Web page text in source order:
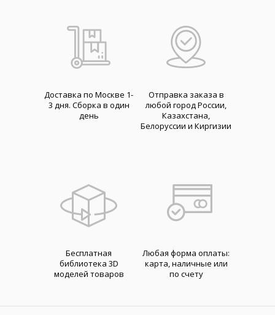
Доставка по Москве 1-
3 дня. Cборка в один
день
Отправка заказа в
любой город России,
Казахстана,
Белоруссии и Киргизии
Бесплатная
библиотека 3D
моделей товаров
Любая форма оплаты:
карта, наличные или
по счету